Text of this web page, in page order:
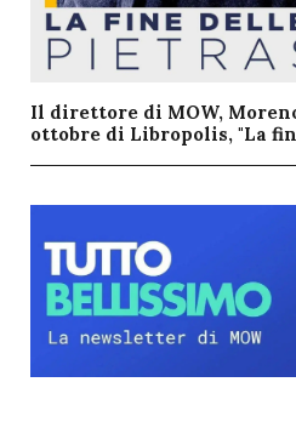
Il direttore di MOW,
ottobre di Libropolis, "La